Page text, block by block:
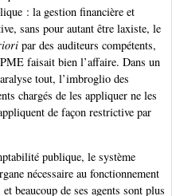
: la gestion financière et
sans pour autant être laxiste, le
par des auditeurs compétents,
faisait bien l’affaire. Dans un
tout, l’imbroglio des
chargés de les appliquer ne les
de façon restrictive par
publique, le système
nécessaire au fonctionnement
beaucoup de ses agents sont plus